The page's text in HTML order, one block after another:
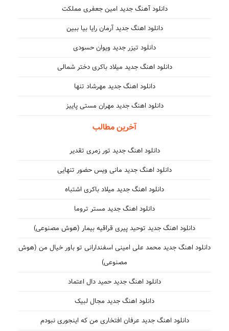
دانلود آهنگ جدید امین جعفری مملکت
دانلود اهنگ جدید آرمان رایا بیا ببین
دانلود تیزر جدید ویوان حسودی
دانلود اهنگ جدید میلاد باکری دختر شمالی
دانلود اهنگ جدید مهرشاد تنها
دانلود اهنگ جدید مهران مستی پاییز
آخرین مطالب
دانلود اهنگ جدید تور زمری تقدیر
دانلود اهنگ جدید مانی ویس حضور تنهایی
دانلود اهنگ جدید میلاد باکری اشتباه
دانلود اهنگ جدید مستر تروما
دانلود اهنگ جدید توحید پیری قراقیه بیمار (هوش مصنوعی)
دانلود اهنگ جدید محمد علی امینی اسفندارانی تو باور خیال من (هوش
مصنوعی)
دانلود اهنگ جدید حمید دال اعتماد
دانلود اهنگ جدید مجال لبیک
دانلود اهنگ جدید عرفان افتخاری من که اینجوری نبودم